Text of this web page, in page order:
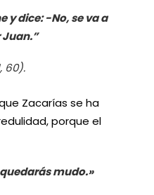
y dice: -No, se va a
60).
Zacarías se ha
porque el
mudo.»